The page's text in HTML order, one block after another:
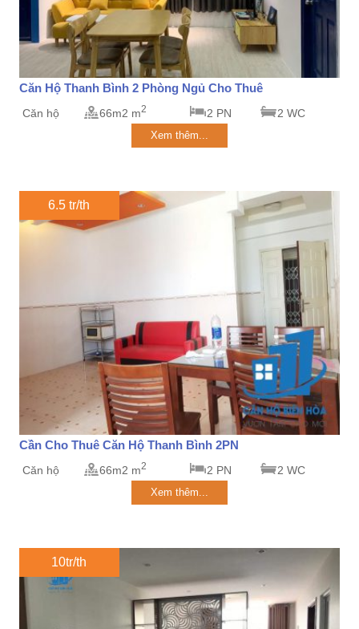
Căn Hộ Thanh Bình 2 Phòng Ngủ Cho Thuê
Căn hộ 66m2 m2 2 PN 2 WC
Xem thêm...
6.5 tr/th
Cần Cho Thuê Căn Hộ Thanh Bình 2PN
Căn hộ 66m2 m2 2 PN 2 WC
Xem thêm...
10tr/th